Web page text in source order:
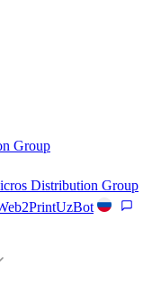
Group
Distribution Group